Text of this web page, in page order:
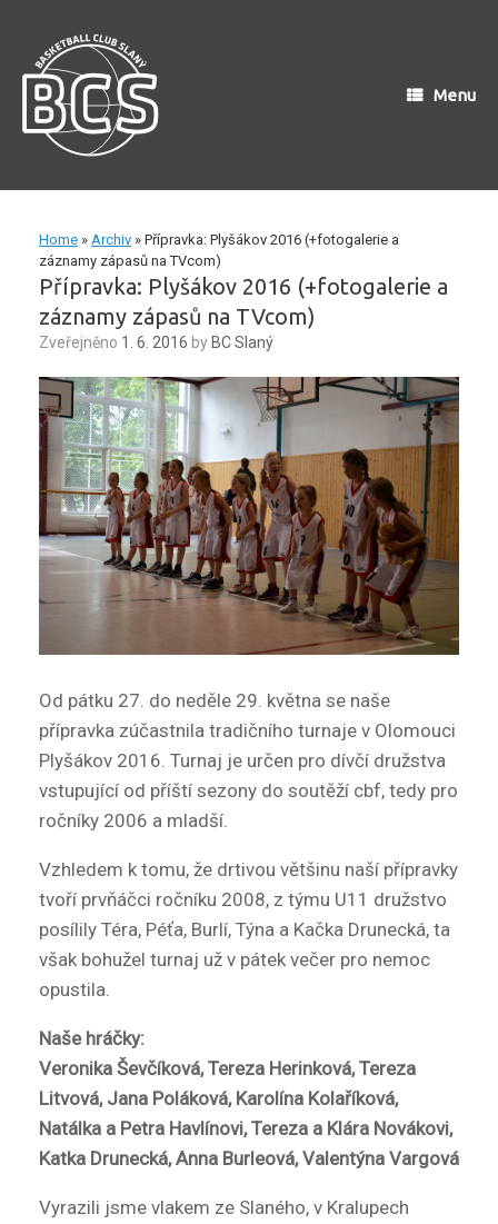
content
Menu
Home » Archiv » Přípravka: Plyšákov 2016 (+fotogalerie a
záznamy zápasů na TVcom)
Přípravka: Plyšákov 2016 (+fotogalerie a
záznamy zápasů na TVcom)
Zveřejněno 1. 6. 2016 by BC Slaný
Od pátku 27. do neděle 29. května se naše
přípravka zúčastnila tradičního turnaje v Olomouci
Plyšákov 2016. Turnaj je určen pro dívčí družstva
vstupující od příští sezony do soutěží cbf, tedy pro
ročníky 2006 a mladší.
Vzhledem k tomu, že drtivou většinu naší přípravky
tvoří prvňáčci ročníku 2008, z týmu U11 družstvo
posílily Téra, Péťa, Burlí, Týna a Kačka Drunecká, ta
však bohužel turnaj už v pátek večer pro nemoc
opustila.
Naše hráčky:
Veronika Ševčíková, Tereza Herinková, Tereza
Litvová, Jana Poláková, Karolína Kolaříková,
Natálka a Petra Havlínovi, Tereza a Klára Novákovi,
Katka Drunecká, Anna Burleová, Valentýna Vargová
Vyrazili jsme vlakem ze Slaného, v Kralupech